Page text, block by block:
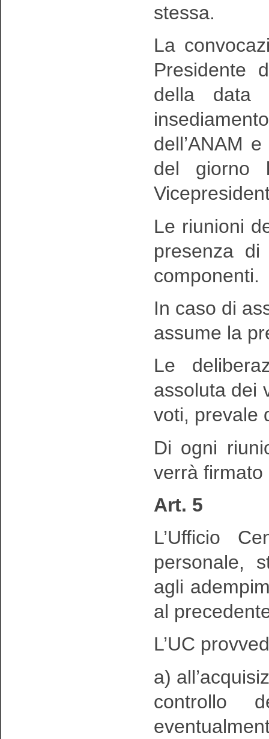
stessa.
La
Presidente
della data
dell’ANAM
del giorno
Le riunioni
presenza
componenti.
In caso di
assume la
Le
assoluta dei
voti, prevale
Di ogni
verrà firmato
Art. 5
L’Ufficio
personale,
agli
al
L’UC
a)
controllo